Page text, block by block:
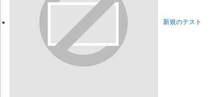
新規のテスト